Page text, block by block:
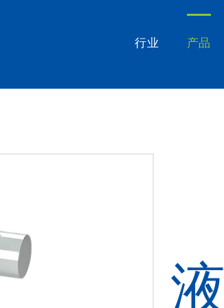
行业 产品